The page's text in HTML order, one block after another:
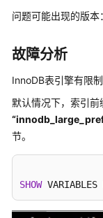
快
入
内
核
用
指
问题可能出现的版
故障分析
InnoDB表引擎有限制
默认情况下，索引
节。
SHOW VARIABLES